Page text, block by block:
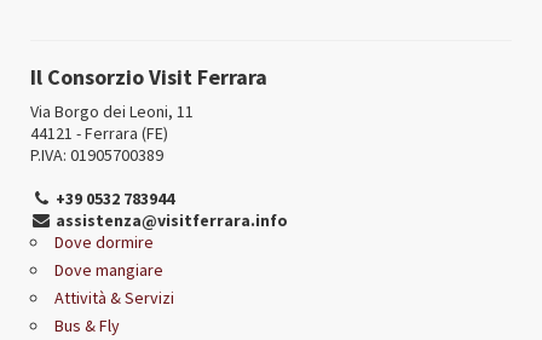
Il Consorzio Visit Ferrara
Via Borgo dei Leoni, 11
44121 - Ferrara (FE)
P.IVA: 01905700389
+39 0532 783944
assistenza@visitferrara.info
Dove dormire
Dove mangiare
Attività & Servizi
Bus & Fly